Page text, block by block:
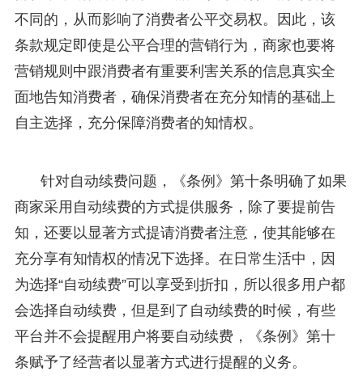
不同的，从而影响了消费者公平交易权。因此，该
条款规定即使是公平合理的营销行为，商家也要将
营销规则中跟消费者有重要利害关系的信息真实全
面地告知消费者，确保消费者在充分知情的基础上
自主选择，充分保障消费者的知情权。
针对自动续费问题，《条例》第十条明确了如果
商家采用自动续费的方式提供服务，除了要提前告
知，还要以显著方式提请消费者注意，使其能够在
充分享有知情权的情况下选择。在日常生活中，因
为选择“自动续费”可以享受到折扣，所以很多用户都
会选择自动续费，但是到了自动续费的时候，有些
平台并不会提醒用户将要自动续费，《条例》第十
条赋予了经营者以显著方式进行提醒的义务。